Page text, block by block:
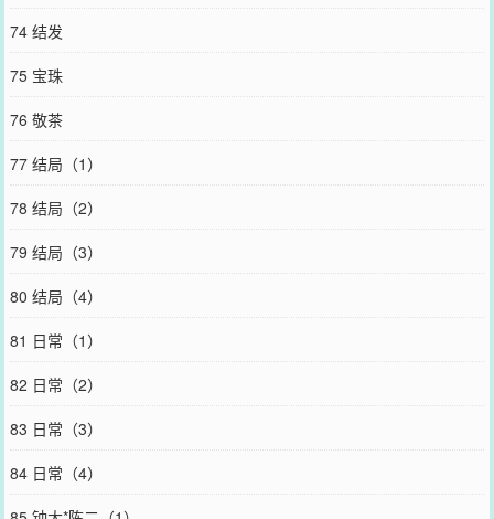
74 结发
75 宝珠
76 敬茶
77 结局（1）
78 结局（2）
79 结局（3）
80 结局（4）
81 日常（1）
82 日常（2）
83 日常（3）
84 日常（4）